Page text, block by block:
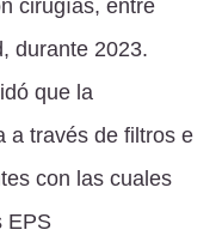
cirugías, entre
durante 2023.
que la
a través de filtros e
con las cuales
EPS